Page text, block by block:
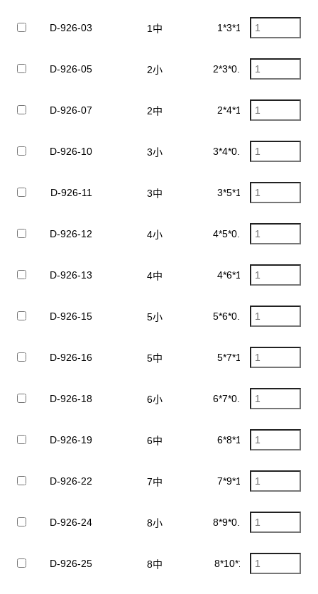
D-926-03 1中 1*3*1mm
D-926-05 2小 2*3*0.5mm
D-926-07 2中 2*4*1mm
D-926-10 3小 3*4*0.5mm
D-926-11 3中 3*5*1mm
D-926-12 4小 4*5*0.5mm
D-926-13 4中 4*6*1mm
D-926-15 5小 5*6*0.5mm
D-926-16 5中 5*7*1mm
D-926-18 6小 6*7*0.5mm
D-926-19 6中 6*8*1mm
D-926-22 7中 7*9*1mm
D-926-24 8小 8*9*0.5mm
D-926-25 8中 8*10*1mm